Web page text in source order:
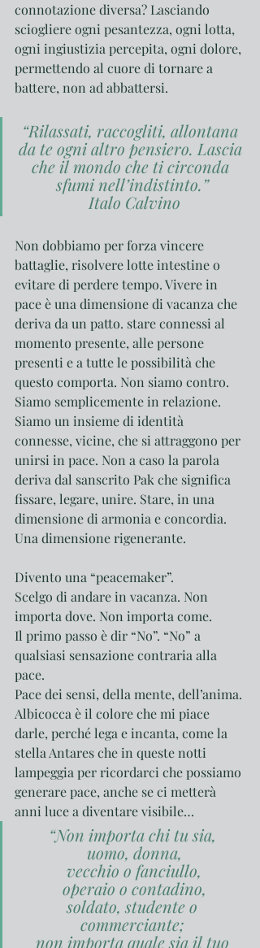
connotazione diversa? Lasciando
sciogliere ogni pesantezza, ogni lotta,
ogni ingiustizia percepita, ogni dolore,
permettendo al cuore di tornare a
battere, non ad abbattersi.
“Rilassati, raccogliti, allontana
da te ogni altro pensiero. Lascia
che il mondo che ti circonda
sfumi nell’indistinto.”
Italo Calvino
Non dobbiamo per forza vincere
battaglie, risolvere lotte intestine o
evitare di perdere tempo. Vivere in
pace è una dimensione di vacanza che
deriva da un patto. stare connessi al
momento presente, alle persone
presenti e a tutte le possibilità che
questo comporta. Non siamo contro.
Siamo semplicemente in relazione.
Siamo un insieme di identità
connesse, vicine, che si attraggono per
unirsi in pace. Non a caso la parola
deriva dal sanscrito Pak che significa
fissare, legare, unire. Stare, in una
dimensione di armonia e concordia.
Una dimensione rigenerante.
Divento una “peacemaker”.
Scelgo di andare in vacanza. Non
importa dove. Non importa come.
Il primo passo è dir “No”. “No” a
qualsiasi sensazione contraria alla
pace.
Pace dei sensi, della mente, dell’anima.
Albicocca è il colore che mi piace
darle, perché lega e incanta, come la
stella Antares che in queste notti
lampeggia per ricordarci che possiamo
generare pace, anche se ci metterà
anni luce a diventare visibile…
“Non importa chi tu sia,
uomo, donna,
vecchio o fanciullo,
operaio o contadino,
soldato, studente o
commerciante;